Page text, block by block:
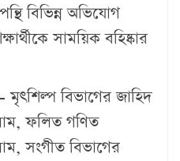
বিভিন্ন অভিযোগ
সাময়িক বহিষ্কার
মৃৎশিল্প বিভাগের জাহিদ
ফলিত গণিত
সংগীত বিভাগের